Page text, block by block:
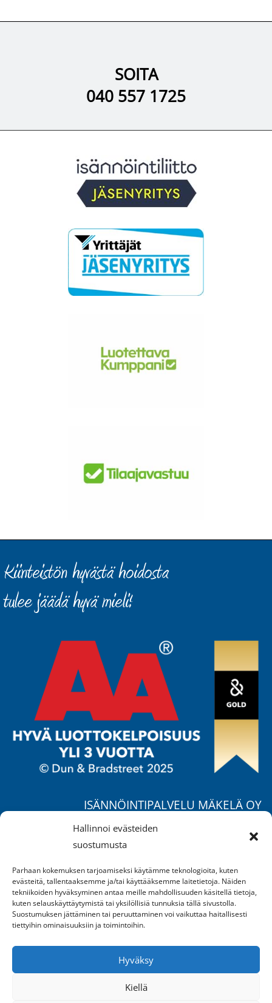
Hallinnoi evästeiden
suostumusta
Parhaan kokemuksen tarjoamiseksi käytämme teknologioita, kuten
evästeitä, tallentaaksemme ja/tai käyttääksemme laitetietoja. Näiden
tekniikoiden hyväksyminen antaa meille mahdollisuuden käsitellä tietoja,
kuten selauskäyttäytymistä tai yksilöllisiä tunnuksia tällä sivustolla.
Suostumuksen jättäminen tai peruuttaminen voi vaikuttaa haitallisesti
tiettyihin ominaisuuksiin ja toimintoihin.
Hyväksy
Kiellä
SOITA
040 557 1725
ISÄNNÖINTIPALVELU MÄKELÄ OY
04400 Järvenpää
Puh.050 370 4777/ Jukka
Puh.040 658 2549/ Suvi
mika.makela@ipm.fi
Ma-pe klo 9-16
sekä sopimuksen mukaan